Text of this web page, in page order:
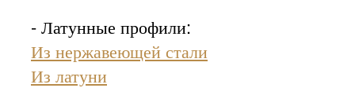
- Латунные профили:
Из нержавеющей стали
Из латуни